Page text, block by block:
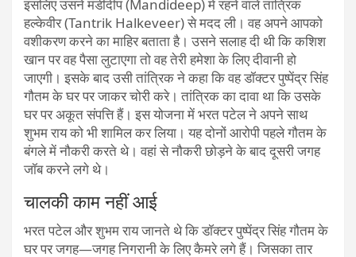
इसलिए उसने मंडीदीप (Mandideep) में रहने वाले तांत्रिक
हल्केवीर (Tantrik Halkeveer) से मदद ली। वह अपने आपको
वशीकरण करने का माहिर बताता है। उसने सलाह दी थी कि कशिश
खान पर वह पैसा लुटाएगा तो वह तेरी हमेशा के लिए दीवानी हो
जाएगी। इसके बाद उसी तांत्रिक ने कहा कि वह डॉक्टर पुष्पेंद्र सिंह
गौतम के घर पर जाकर चोरी करे। तांत्रिक का दावा था कि उसके
घर पर अकूत संपत्ति हैं। इस योजना में भरत पटेल ने अपने साथ
शुभम राय को भी शामिल कर लिया। यह दोनों आरोपी पहले गौतम के
बंगले में नौकरी करते थे। वहां से नौकरी छोड़ने के बाद दूसरी जगह
जॉब करने लगे थे।
चालकी काम नहीं आई
भरत पटेल और शुभम राय जानते थे कि डॉक्टर पुष्पेंद्र सिंह गौतम के
घर पर जगह—जगह निगरानी के लिए कैमरे लगे हैं। जिसका तार